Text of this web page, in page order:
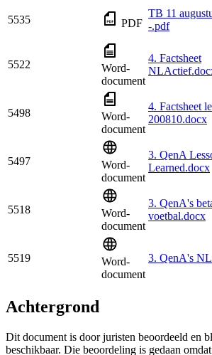
5535 PDF
TB 11
-.pdf
5522
Word-
document
4. Factsheet
5498
Word-
document
4. Factsheet
200810.docx
5497
Word-
document
3. QenA
Learned.docx
5518
Word-
document
3. QenA's
voetbal.docx
5519
Word-
document
3. QenA's
Achtergrond
Dit document is door juristen beoordeeld en
beschikbaar. Die beoordeling is gedaan